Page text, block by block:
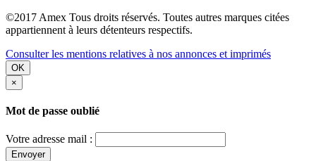
©2017 Amex Tous droits réservés. Toutes autres marques citées
appartiennent à leurs détenteurs respectifs.
Consulter les mentions relatives à nos annonces et imprimés
OK
×
Mot de passe oublié
Votre adresse mail :
Envoyer